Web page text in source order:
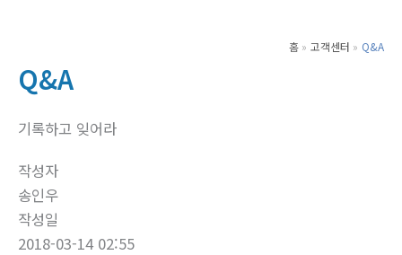
홈 고객센터 Q&A
Q&A
기록하고 잊어라
작성자
송인우
작성일
2018-03-14 02:55